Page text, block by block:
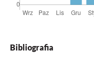
Bibliografia